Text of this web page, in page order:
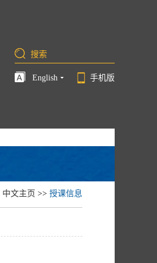
English 手机版
中文主页 >> 授课信息